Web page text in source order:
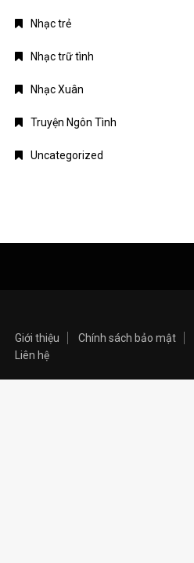
Nhạc trẻ
Nhạc trữ tình
Nhạc Xuân
Truyện Ngôn Tình
Uncategorized
Giới thiệu Chính sách bảo mật
Liên hệ